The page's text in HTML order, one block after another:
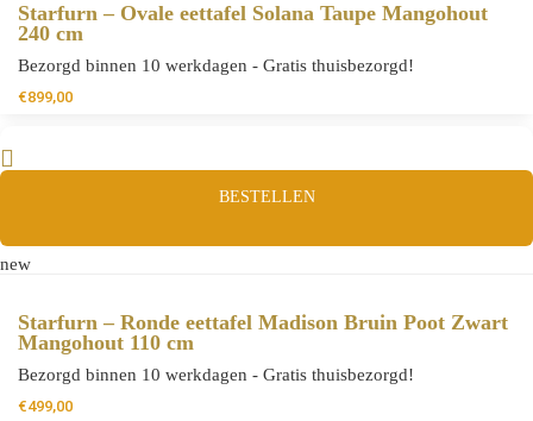
Starfurn – Ovale eettafel Solana Taupe Mangohout
240 cm
Bezorgd binnen 10 werkdagen - Gratis thuisbezorgd!
€899,00
BESTELLEN
new
Starfurn – Ronde eettafel Madison Bruin Poot Zwart
Mangohout 110 cm
Bezorgd binnen 10 werkdagen - Gratis thuisbezorgd!
€499,00